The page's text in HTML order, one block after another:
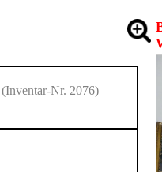
(Inventar-Nr. 2076)